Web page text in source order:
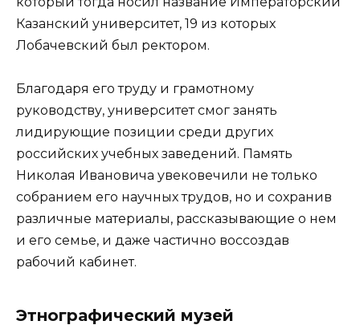
Казанский университет, 19 из которых
Лобачевский был ректором.
Благодаря его труду и грамотному
руководству, университет смог занять
лидирующие позиции среди других
российских учебных заведений. Память
Николая Ивановича увековечили не только
собранием его научных трудов, но и сохранив
различные материалы, рассказывающие о нем
и его семье, и даже частично воссоздав
рабочий кабинет.
Этнографический музей